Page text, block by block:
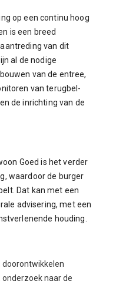
op een continu hoog
is een breed
van dit
al de nodige
van de entree,
van terugbel-
de inrichting van de
Goed is het verder
waardoor de burger
Dat kan met een
advisering, met een
houding.
doorontwikkelen
naar de